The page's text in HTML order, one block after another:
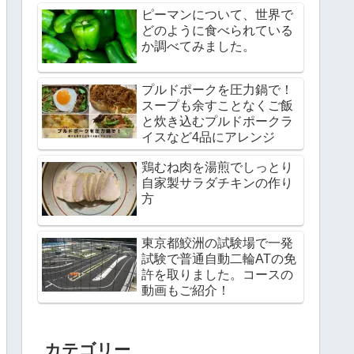
ピーマンについて、世界で
どのように食べられている
か調べてみました。
プルドポークを圧力鍋で！
スープも余すことなくご飯
と炊き込むプルドポークラ
イスなど4品にアレンジ
鶏むね肉を湯煎でしっとり
自家製サラダチキンの作り
方
東京都鮫洲の試験場で一発
試験で普通自動二輪ATの免
許を取りました。コースの
動画もご紹介！
カテゴリー